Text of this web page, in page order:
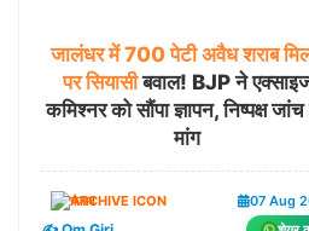
जालंधर में 700 पेटी अवैध शराब
पर सियासीबवाल! BJP ने
कमिश्नर को सौंपा ज्ञापन, निष्पक्ष
मांग
पंजाब 07 Aug